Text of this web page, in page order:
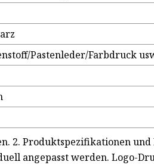
Pastenleder/Farbdruck
2. Produktspezifikationen und
angepasst werden. Logo-